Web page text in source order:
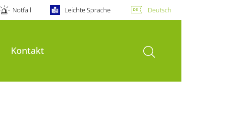
Notfall Leichte Sprache Deutsch
Kontakt Suche öffnen